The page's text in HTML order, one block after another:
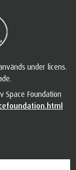
under licens.
Space Foundation